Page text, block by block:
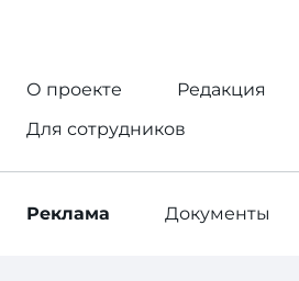
О проекте
Редакция
Для сотрудников
Реклама Документы